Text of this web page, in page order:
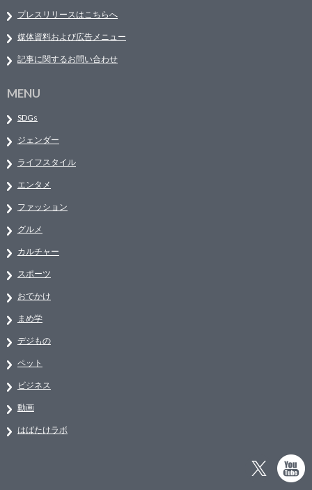
プレスリリースはこちらへ
媒体資料および広告メニュー
記事に関するお問い合わせ
MENU
SDGs
ジェンダー
ライフスタイル
エンタメ
ファッション
グルメ
カルチャー
スポーツ
おでかけ
まめ学
デジもの
ペット
ビジネス
動画
はばたけラボ